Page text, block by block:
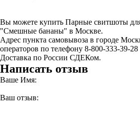
Вы можете купить Парные свитшоты
"Смешные бананы" в Москве.
Адрес пункта самовывоза в городе
операторов по телефону 8-800-333-39-28
Доставка по России СДЕКом.
Написать отзыв
Ваше Имя:
Ваш отзыв: